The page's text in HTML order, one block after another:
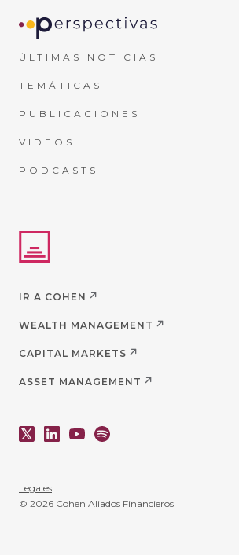
ÚLTIMAS NOTICIAS
TEMÁTICAS
PUBLICACIONES
VIDEOS
PODCASTS
IR A COHEN
WEALTH MANAGEMENT
CAPITAL MARKETS
ASSET MANAGEMENT
Legales
© 2026 Cohen Aliados Financieros